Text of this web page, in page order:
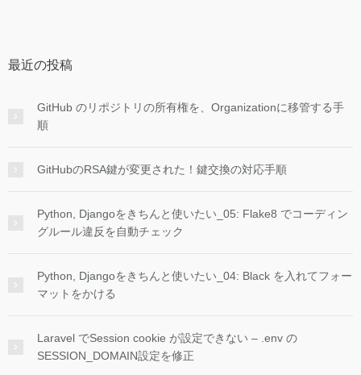
最近の投稿
GitHub のリポジトリの所有権を、Organizationに移管する手
順
GitHubのRSA鍵が変更された！鍵交換の対応手順
Python, Djangoをきちんと使いたい_05: Flake8 でコーディン
グルール違反を自動チェック
Python, Djangoをきちんと使いたい_04: Black を入れてフォー
マットをかける
Laravel でSession cookie が設定できない – .env の
SESSION_DOMAIN設定を修正